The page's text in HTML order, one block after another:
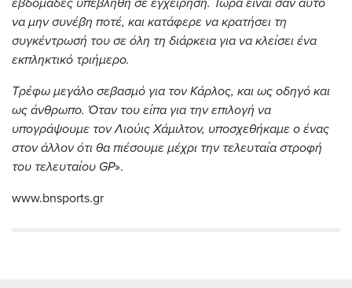
εβδομάδες υπεβλήθη σε εγχείρηση. Τώρα είναι σαν αυτό
να μην συνέβη ποτέ, και κατάφερε να κρατήσει τη
συγκέντρωσή του σε όλη τη διάρκεια για να κλείσει ένα
εκπληκτικό τριήμερο.
Τρέφω μεγάλο σεβασμό για τον Κάρλος, και ως οδηγό και
ως άνθρωπο. Όταν του είπα για την επιλογή να
υπογράψουμε τον Λιούις Χάμιλτον, υποσχεθήκαμε ο ένας
στον άλλον ότι θα πιέσουμε μέχρι την τελευταία στροφή
του τελευταίου GP».
www.bnsports.gr